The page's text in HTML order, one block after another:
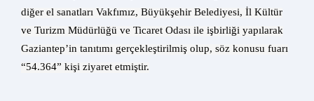
diğer el sanatları Vakfımız, Büyükşehir Belediyesi, İl Kültür
ve Turizm Müdürlüğü ve Ticaret Odası ile işbirliği yapılarak
Gaziantep’in tanıtımı gerçekleştirilmiş olup, söz konusu fuarı
“54.364” kişi ziyaret etmiştir.